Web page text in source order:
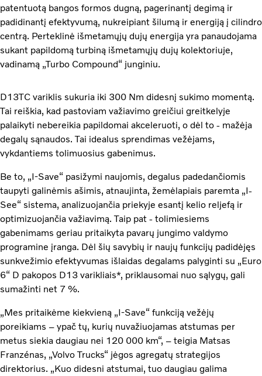
patentuotą bangos formos dugną, pagerinantį degimą ir
padidinantį efektyvumą, nukreipiant šilumą ir energiją į cilindro
centrą. Perteklinė išmetamųjų dujų energija yra panaudojama
sukant papildomą turbiną išmetamųjų dujų kolektoriuje,
vadinamą „Turbo Compound“ junginiu.
D13TC variklis sukuria iki 300 Nm didesnį sukimo momentą.
Tai reiškia, kad pastoviam važiavimo greičiui greitkelyje
palaikyti nebereikia papildomai akceleruoti, o dėl to - mažėja
degalų sąnaudos. Tai idealus sprendimas vežėjams,
vykdantiems tolimuosius gabenimus.
Be to, „I-Save“ pasižymi naujomis, degalus padedančiomis
taupyti galinėmis ašimis, atnaujinta, žemėlapiais paremta „I-
See“ sistema, analizuojančia priekyje esantį kelio reljefą ir
optimizuojančia važiavimą. Taip pat - tolimiesiems
gabenimams geriau pritaikyta pavarų jungimo valdymo
programine įranga. Dėl šių savybių ir naujų funkcijų padidėjęs
sunkvežimio efektyvumas išlaidas degalams palyginti su „Euro
6“ D pakopos D13 varikliais*, priklausomai nuo sąlygų, gali
sumažinti net 7 %.
„Mes pritaikėme kiekvieną „I-Save“ funkciją vežėjų
poreikiams – ypač tų, kurių nuvažiuojamas atstumas per
metus siekia daugiau nei 120 000 km“, – teigia Matsas
Franzénas, „Volvo Trucks“ jėgos agregatų strategijos
direktorius. „Kuo didesni atstumai, tuo daugiau galima